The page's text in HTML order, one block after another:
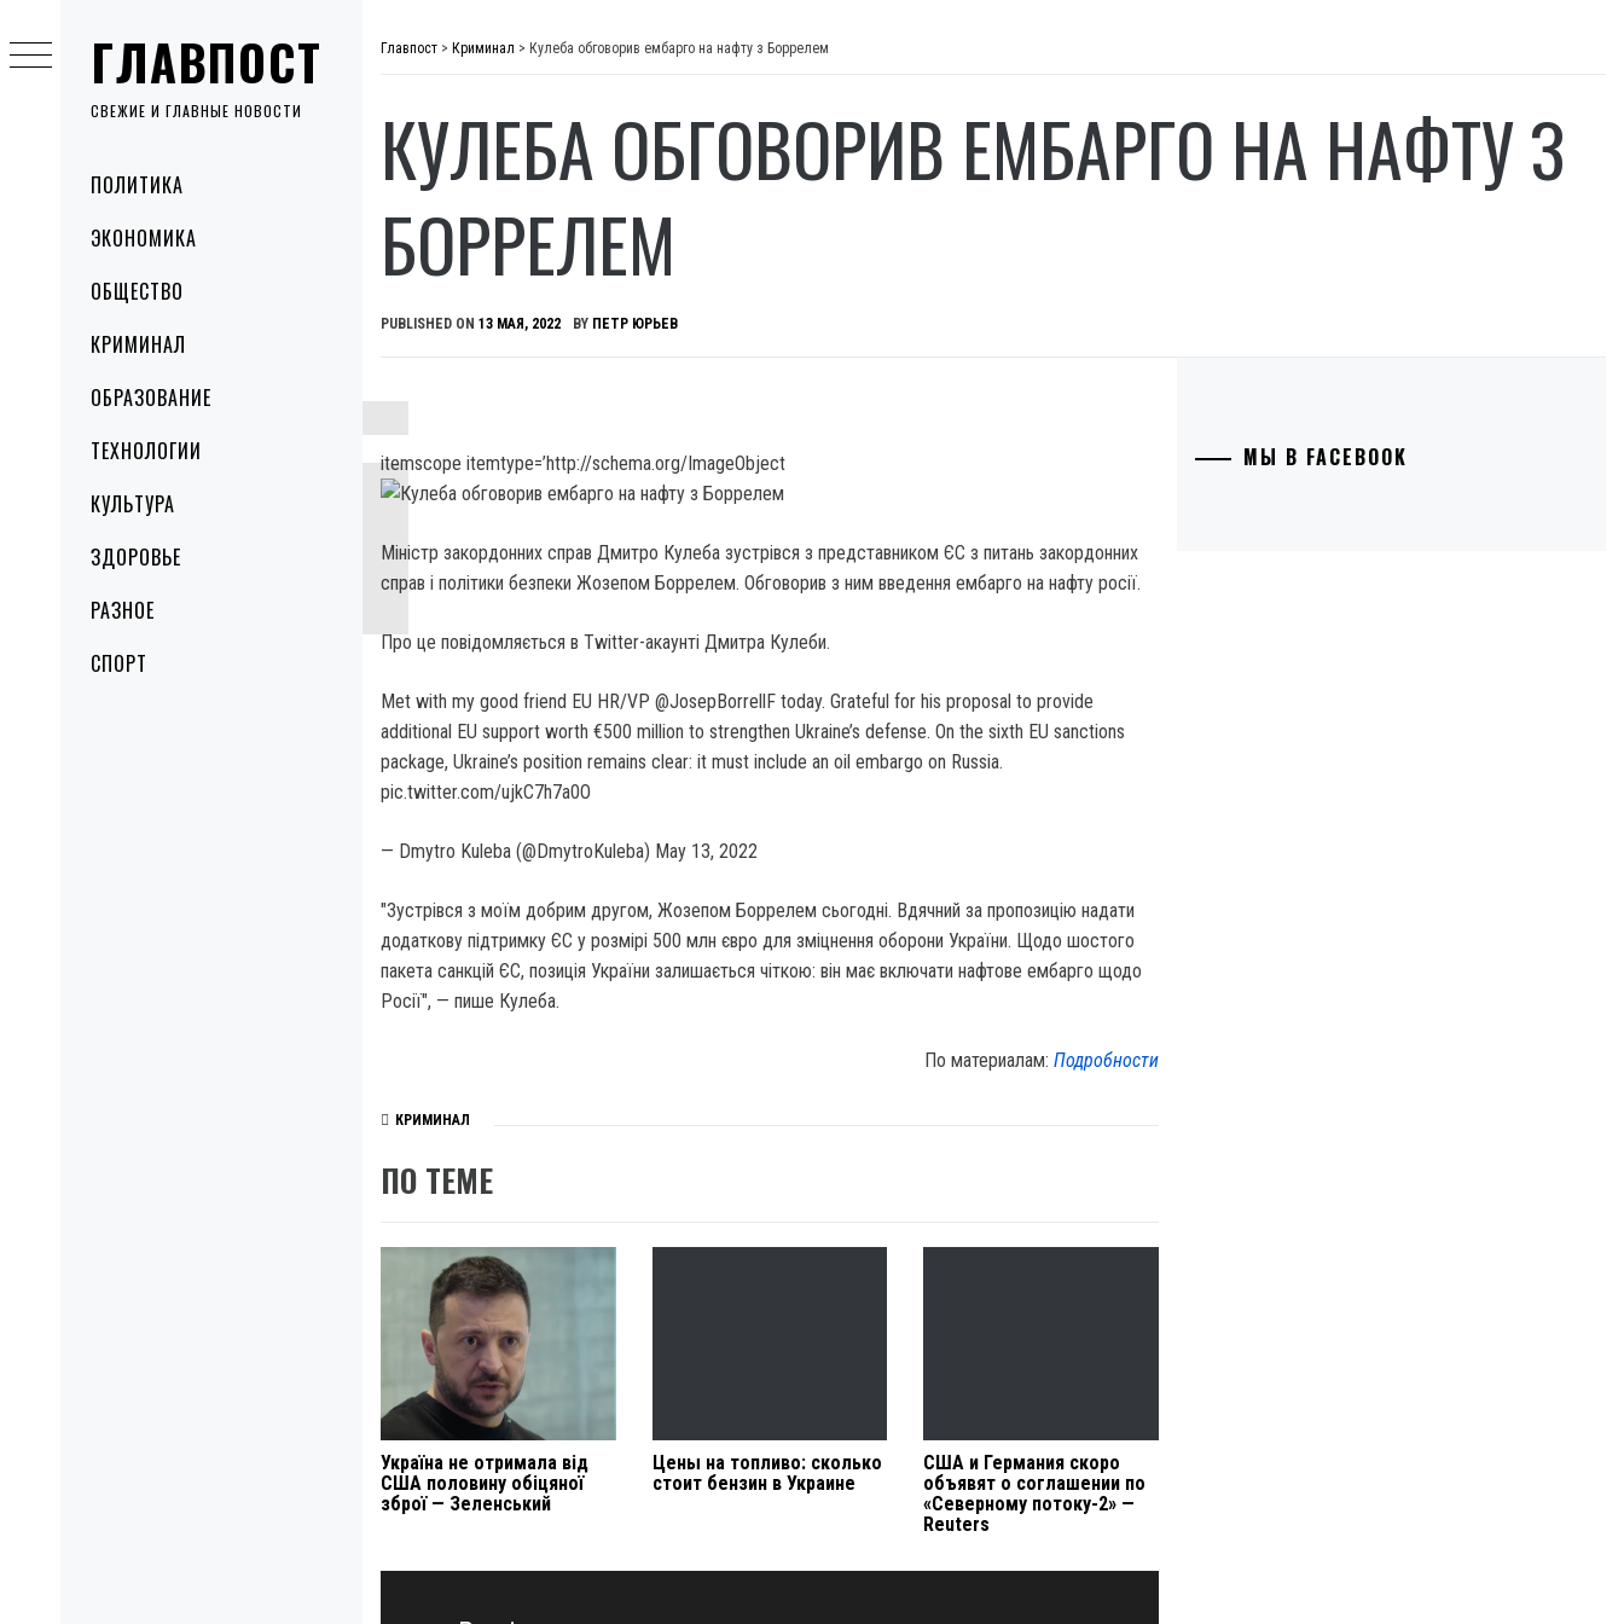
ГЛАВПОСТ
СВЕЖИЕ И ГЛАВНЫЕ НОВОСТИ
MenuПОЛИТИКА
ЭКОНОМИКА
ОБЩЕСТВО
КРИМИНАЛ
ОБРАЗОВАНИЕ
ТЕХНОЛОГИИ
КУЛЬТУРА
ЗДОРОВЬЕ
РАЗНОЕ
СПОРТ
to
content
Главпост > Криминал > Кулеба обговорив ембарго на нафту з Боррелем
КУЛЕБА ОБГОВОРИВ ЕМБАРГО НА НАФТУ З
БОРРЕЛЕМ
PUBLISHED ON 13 МАЯ, 2022 BY ПЕТР ЮРЬЕВ
itemscope itemtype=’http://schema.org/ImageObject
Міністр закордонних справ Дмитро Кулеба зустрівся з представником ЄС з питань закордонних
справ і політики безпеки Жозепом Боррелем. Обговорив з ним введення ембарго на нафту росії.
Про це повідомляється в Twitter-акаунті Дмитра Кулеби.
Met with my good friend EU HR/VP @JosepBorrellF today. Grateful for his proposal to provide
additional EU support worth €500 million to strengthen Ukraine’s defense. On the sixth EU sanctions
package, Ukraine’s position remains clear: it must include an oil embargo on Russia.
pic.twitter.com/ujkC7h7a0O
— Dmytro Kuleba (@DmytroKuleba) May 13, 2022
"Зустрівся з моїм добрим другом, Жозепом Боррелем сьогодні. Вдячний за пропозицію надати
додаткову підтримку ЄС у розмірі 500 млн євро для зміцнення оборони України. Щодо шостого
пакета санкцій ЄС, позиція України залишається чіткою: він має включати нафтове ембарго щодо
Росії", — пише Кулеба.
По материалам:Подробности
КРИМИНАЛ
ПО ТЕМЕ
Україна не отримала від
США половину обіцяної
зброї — Зеленський
Цены на топливо: сколько
стоит бензин в Украине
США и Германия скоро
объявят о соглашении по
«Северному потоку-2» —
Reuters
Навигация
МЫ В FACEBOOK